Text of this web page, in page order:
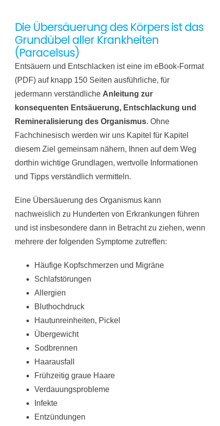
Die Übersäuerung des Körpers ist das
Grundübel aller Krankheiten
(Paracelsus)
Entsäuern und Entschlacken ist eine im eBook-Format
(PDF) auf knapp 150 Seiten ausführliche, für
jedermann verständliche Anleitung zur
konsequenten Entsäuerung, Entschlackung und
Remineralisierung des Organismus. Ohne
Fachchinesisch werden wir uns Kapitel für Kapitel
diesem Ziel gemeinsam nähern, Ihnen auf dem Weg
dorthin wichtige Grundlagen, wertvolle Informationen
und Tipps verständlich vermitteln.
Eine Übersäuerung des Organismus kann
nachweislich zu Hunderten von Erkrankungen führen
und ist insbesondere dann in Betracht zu ziehen, wenn
mehrere der folgenden Symptome zutreffen:
Häufige Kopfschmerzen und Migräne
Schlafstörungen
Allergien
Bluthochdruck
Hautunreinheiten, Pickel
Übergewicht
Sodbrennen
Haarausfall
Frühzeitig graue Haare
Verdauungsprobleme
Infekte
Entzündungen